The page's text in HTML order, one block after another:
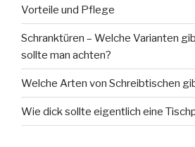
Vorteile und Pflege
Schranktüren – Welche Varianten
sollte man achten?
Welche Arten von Schreibtischen
Wie dick sollte eigentlich eine